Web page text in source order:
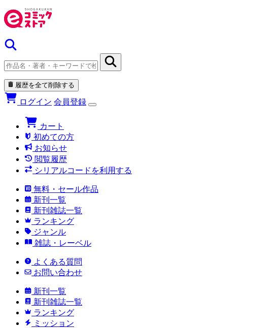
履歴を全て削除する
ログイン 会員登録
カート
初めての方
お知らせ
閲覧履歴
シリアルコードを利用する
無料・セール作品
新刊一覧
新刊雑誌一覧
ランキング
ジャンル
雑誌・レーベル
よくある質問
お問い合わせ
新刊一覧
新刊雑誌一覧
ランキング
ミッション